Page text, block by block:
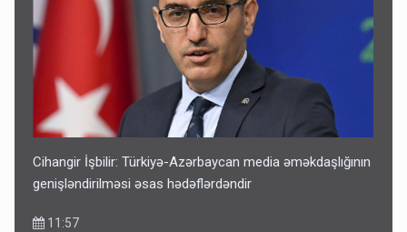
Cihangir İşbilir: Türkiyə-Azərbaycan media əməkdaşlığının
genişləndirilməsi əsas hədəflərdəndir
11:57